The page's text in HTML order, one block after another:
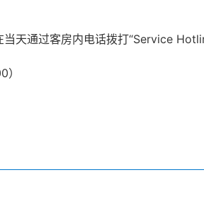
天通过客房内电话拨打“Service